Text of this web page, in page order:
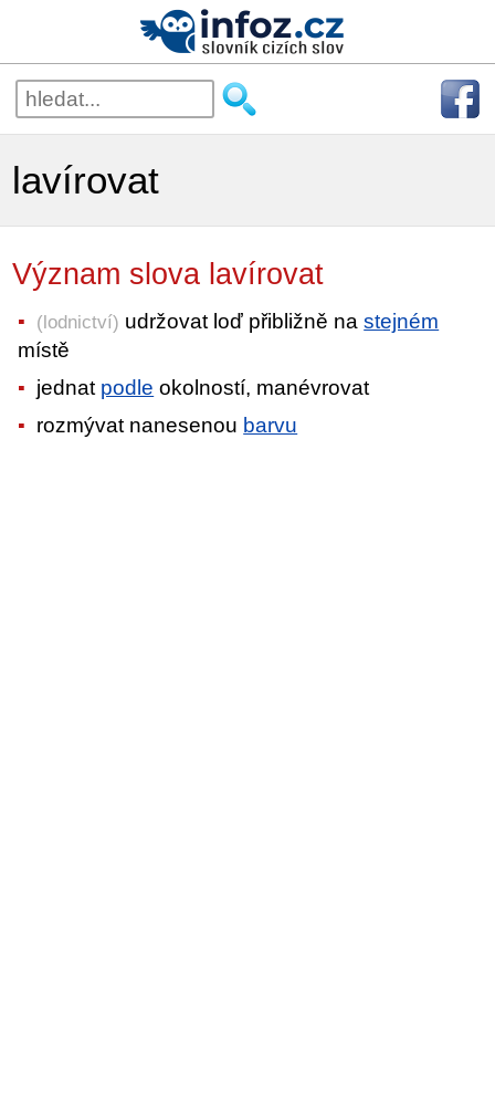
lavírovat
Význam slova lavírovat
(lodnictví) udržovat loď přibližně nastejném
místě
jednat podle okolností, manévrovat
rozmývat nanesenou barvu